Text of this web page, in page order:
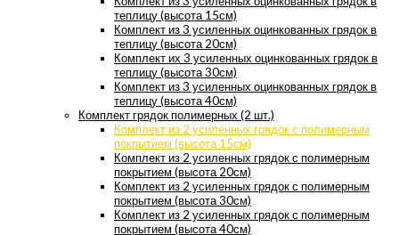
теплицу (высота 15см)
Комплект из 3 усиленных оцинкованных грядок в
теплицу (высота 20см)
Комплект их 3 усиленных оцинкованных грядок в
теплицу (высота 30см)
Комплект из 3 усиленных оцинкованных грядок в
теплицу (высота 40см)
Комплект грядок полимерных (2 шт.)
Комплект из 2 усиленных грядок с полимерным
покрытием (высота 15см)
Комплект из 2 усиленных грядок с полимерным
покрытием (высота 20см)
Комплект из 2 усиленных грядок с полимерным
покрытием (высота 30см)
Комплект из 2 усиленных грядок с полимерным
покрытием (высота 40см)